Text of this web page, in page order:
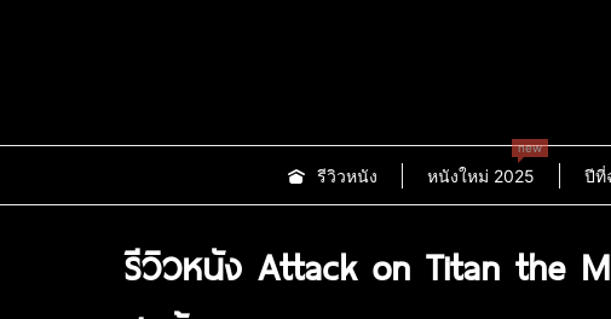
รีวิวหนัง หนังใหม่ 2025
new
ปีที่
รีวิวหนัง Attack on Titan the